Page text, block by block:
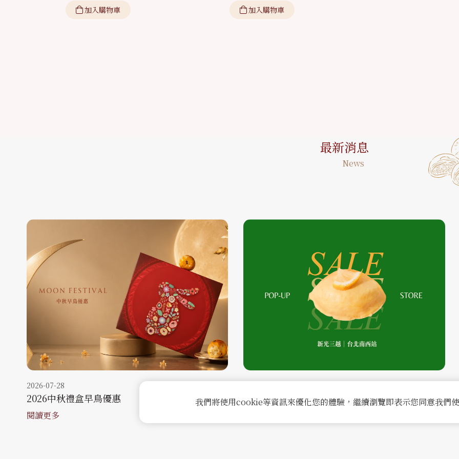
加入購物車 加入購物車
最新消息
News
2026-07-28
2026中秋禮盒早鳥優惠
閱讀更多
POP-UP｜新光台北南西
我們將使用cookie等資訊來優化您的體驗，繼續瀏覽即表示您同意我們